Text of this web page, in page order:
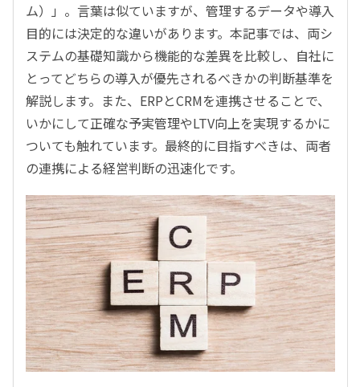
データ分析／BI
ガバナンス／リスク管理
BPR／業務改善
ム）」。言葉は似ていますが、管理するデータや導入
目的には決定的な違いがあります。本記事では、両シ
ステムの基礎知識から機能的な差異を比較し、自社に
とってどちらの導入が優先されるべきかの判断基準を
解説します。また、ERPとCRMを連携させることで、
いかにして正確な予実管理やLTV向上を実現するかに
ついても触れています。最終的に目指すべきは、両者
の連携による経営判断の迅速化です。